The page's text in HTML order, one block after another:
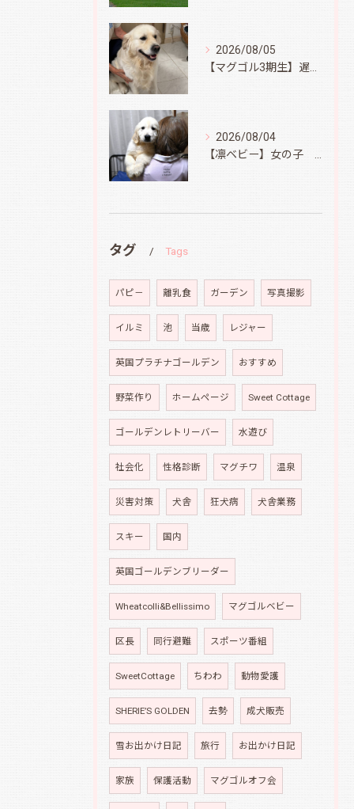
2026/08/05
【マグゴル3期生】遅ればせながら
2026/08/04
【凛ベビー】女の子 Ⅱ
タグ Tags
パピ－ 離乳食 ガーデン 写真撮影
イルミ 池 当歳 レジャー
英国プラチナゴールデン おすすめ
野菜作り ホームページ Sweet Cottage
ゴールデンレトリーバー 水遊び
社会化 性格診断 マグチワ 温泉
災害対策 犬舎 狂犬病 犬舎業務
スキー 国内
英国ゴールデンブリーダー
Wheatcolli&Bellissimo マグゴルベビー
区長 同行避難 スポーツ番組
SweetCottage ちわわ 動物愛護
SHERIE’S GOLDEN 去勢 成犬販売
雪お出かけ日記 旅行 お出かけ日記
家族 保護活動 マグゴルオフ会